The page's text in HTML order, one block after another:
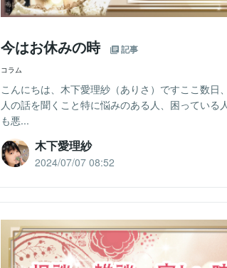
今はお休みの時 記事
コラム
こんにちは、木下愛理紗（ありさ）ですここ数
人の話を聞くこと特に悩みのある人、困ってい
も悪...
木下愛理紗
2024/07/07 08:52